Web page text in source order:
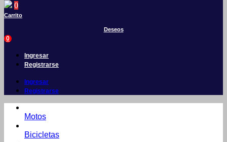
0
Carrito
Deseos
0
Ingresar
Registrarse
Ingresar
Registrarse
Motos
Bicicletas